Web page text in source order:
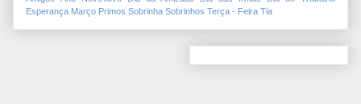
Esperança Março Primos Sobrinha Sobrinhos Terça - Feira Tia